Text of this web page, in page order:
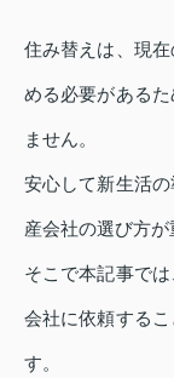
住み替えは、現
める必要がある
ません。
安心して新生活
産会社の選び方が
そこで本記事で
会社に依頼する
す。